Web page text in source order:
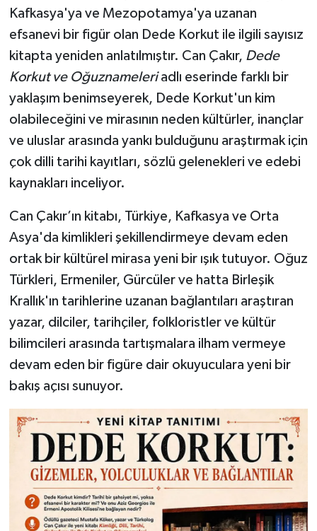
Kafkasya'ya ve Mezopotamya'ya uzanan
efsanevi bir figür olan Dede Korkut ile ilgili sayısız
kitapta yeniden anlatılmıştır. Can Çakır, Dede
Korkut ve Oğuznameleriadlı eserinde farklı bir
yaklaşım benimseyerek, Dede Korkut'un kim
olabileceğini ve mirasının neden kültürler, inançlar
ve uluslar arasında yankı bulduğunu araştırmak için
çok dilli tarihi kayıtları, sözlü gelenekleri ve edebi
kaynakları inceliyor.
Can Çakır’ın kitabı, Türkiye, Kafkasya ve Orta
Asya'da kimlikleri şekillendirmeye devam eden
ortak bir kültürel mirasa yeni bir ışık tutuyor. Oğuz
Türkleri, Ermeniler, Gürcüler ve hatta Birleşik
Krallık'ın tarihlerine uzanan bağlantıları araştıran
yazar, dilciler, tarihçiler, folkloristler ve kültür
bilimcileri arasında tartışmalara ilham vermeye
devam eden bir figüre dair okuyuculara yeni bir
bakış açısı sunuyor.